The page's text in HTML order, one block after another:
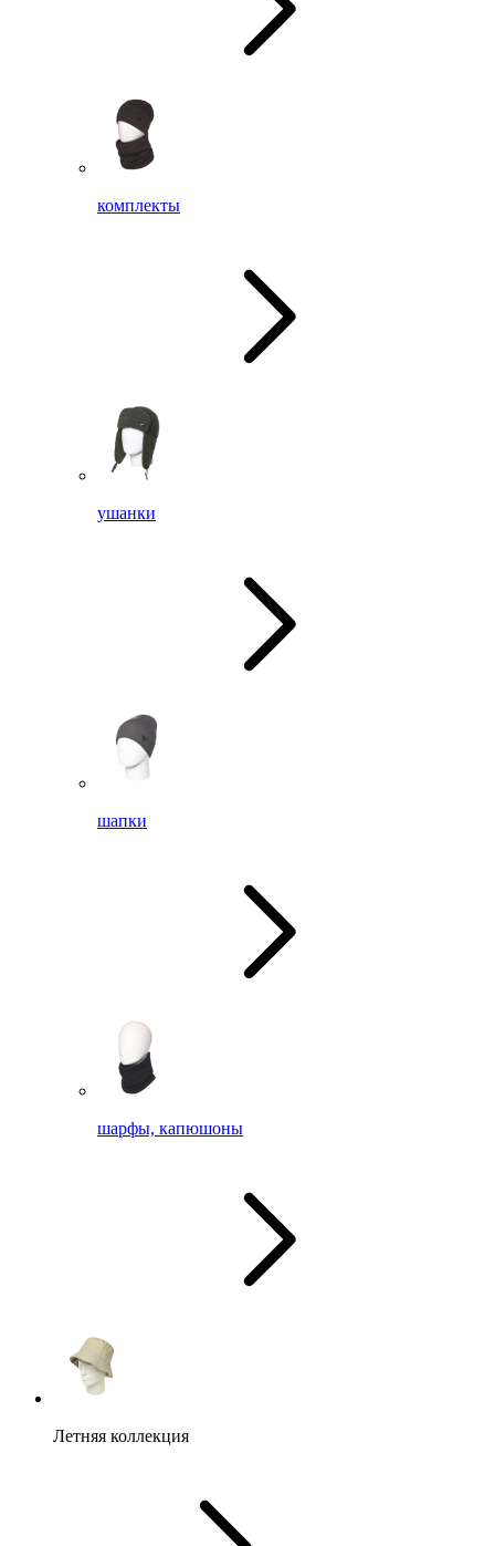
комплекты
ушанки
шапки
шарфы, капюшоны
Летняя коллекция